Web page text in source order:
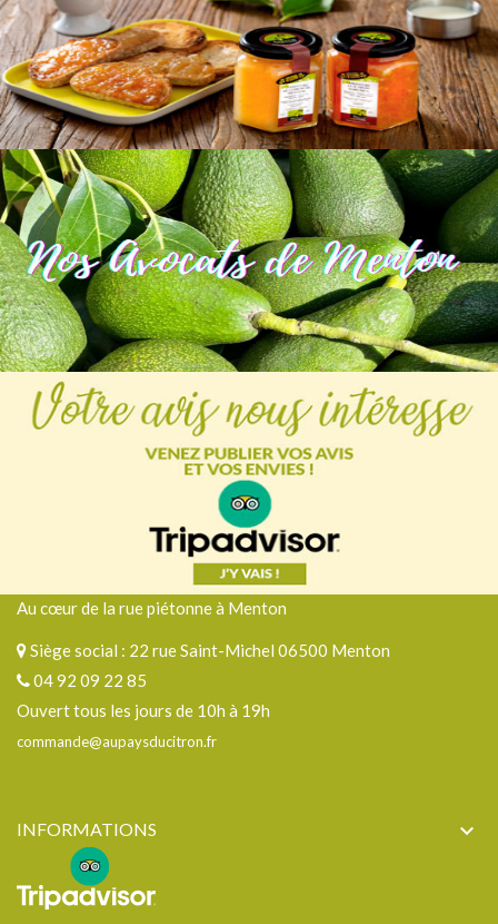
Au cœur de la rue piétonne à Menton
Siège social : 22 rue Saint-Michel 06500 Menton
04 92 09 22 85
Ouvert tous les jours de 10h à 19h
commande@aupaysducitron.fr
INFORMATIONS 